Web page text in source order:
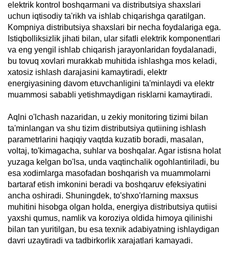
elektrik kontrol boshqarmani va distributsiya shaxslari
uchun iqtisodiy ta'rikh va ishlab chiqarishga qaratilgan.
Kompniya distributsiya shaxslari bir necha foydalariga ega.
Istiqbolliksizlik jihati bilan, ular sifatli elektrik komponentlari
va eng yengil ishlab chiqarish jarayonlaridan foydalanadi,
bu tovuq xovlari murakkab muhitida ishlashga mos keladi,
xatosiz ishlash darajasini kamaytiradi, elektr
energiyasining davom etuvchanligini ta'minlaydi va elektr
muammosi sababli yetishmaydigan risklarni kamaytiradi.
Aqlni o'lchash nazaridan, u zekiy monitoring tizimi bilan
ta'minlangan va shu tizim distributsiya qutiining ishlash
parametrlarini haqiqiy vaqtda kuzatib boradi, masalan,
voltaj, to'kimagacha, suhlar va boshqalar. Agar istisna holat
yuzaga kelgan bo'lsa, unda vaqtinchalik ogohlantiriladi, bu
esa xodimlarga masofadan boshqarish va muammolarni
bartaraf etish imkonini beradi va boshqaruv efeksiyatini
ancha oshiradi. Shuningdek, to'shxo'rlarning maxsus
muhitini hisobga olgan holda, energiya distributsiya qutiisi
yaxshi qumus, namlik va koroziya oldida himoya qilinishi
bilan tan yuritilgan, bu esa texnik adabiyatning ishlaydigan
davri uzaytiradi va tadbirkorlik xarajatlari kamayadi.